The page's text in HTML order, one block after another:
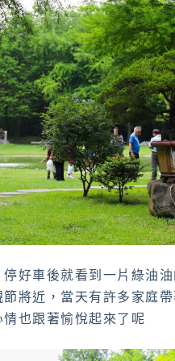
好車後就看到一片綠油
將近，當天有許多家庭
也跟著愉悅起來了呢